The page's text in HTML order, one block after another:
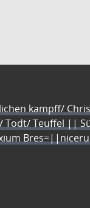
kampff/
Teuffel ||